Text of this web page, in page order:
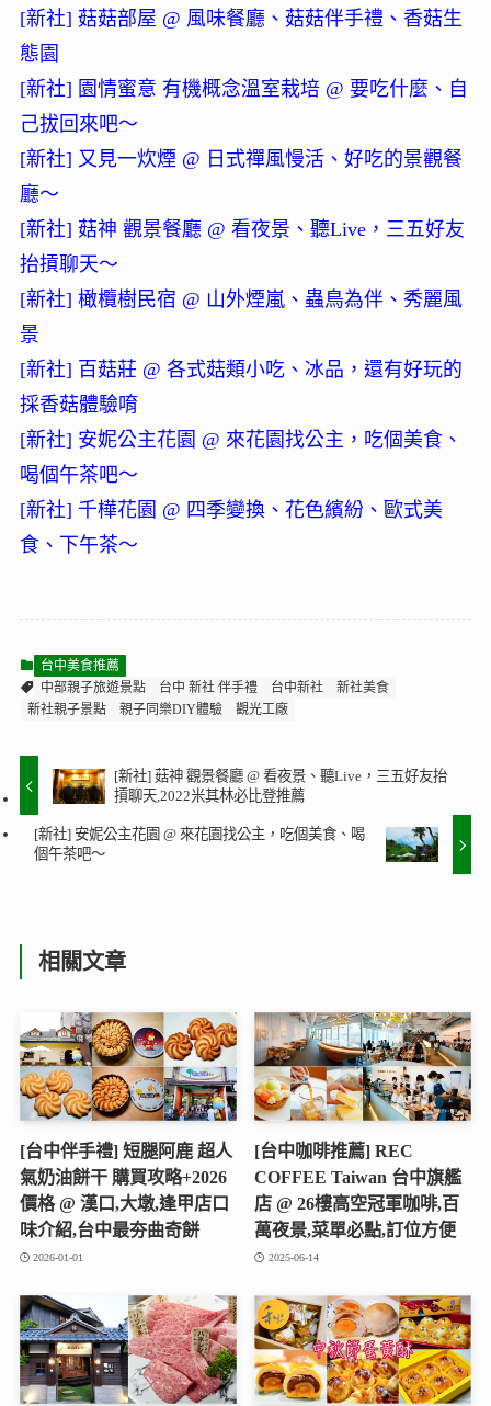
[新社] 菇菇部屋 @ 風味餐廳、 菇菇伴手禮 、 香菇生
態園
[新社] 園情蜜意 有機概念溫室栽培@ 要吃什麼 、 自
己拔回來吧～
[新社] 又見一炊煙 @ 日式禪風慢活、 好吃的景觀餐
廳～
[新社] 菇神 觀景餐廳@ 看夜景 、 聽Live，三五好友
抬摃聊天～
[新社] 橄欖樹民宿 @ 山外煙嵐、 蟲鳥為伴、 秀麗風
景
[新社] 百菇莊 @ 各式菇類小吃、 冰品，還有好玩的
採香菇體驗唷
[新社] 安妮公主花園 @ 來花園找公主，吃個美食、
喝個午茶吧～
[新社] 千樺花園 @ 四季變換、 花色繽紛、 歐式美
食、 下午茶～
台中美食推薦
中部親子旅遊景點
台中 新社 伴手禮 台中新社
新社美食
新社親子景點
親子同樂DIY體驗 觀光工廠
[新社] 菇神 觀景餐廳 @ 看夜景、聽Live，三五好友抬
摃聊天,2022米其林必比登推薦
[新社] 安妮公主花園 @ 來花園找公主，吃個美食、喝
個午茶吧～
相關文章
[台中伴手禮] 短腿阿鹿 超人
氣奶油餅干 購買攻略+2026
價格 @ 漢口,大墩,逢甲店口
味介紹,台中最夯曲奇餅
2026-01-01
[台中咖啡推薦] REC
COFFEE Taiwan 台中旗艦
店 @ 26樓高空冠軍咖啡,百
萬夜景,菜單必點,訂位方便
2025-06-14